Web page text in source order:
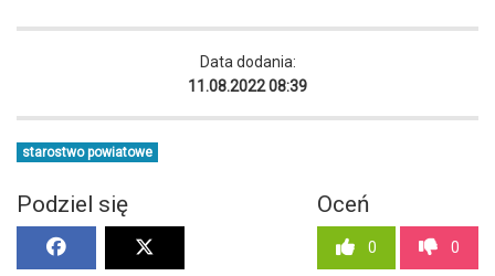
Data dodania:
11.08.2022 08:39
starostwo powiatowe
Podziel się Oceń
0 0